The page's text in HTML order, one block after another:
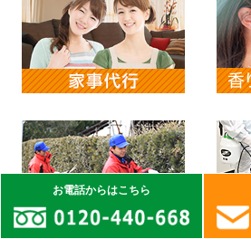
お電話からはこちら